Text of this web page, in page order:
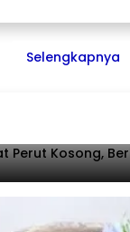
Selengkapnya
Perut Kosong,